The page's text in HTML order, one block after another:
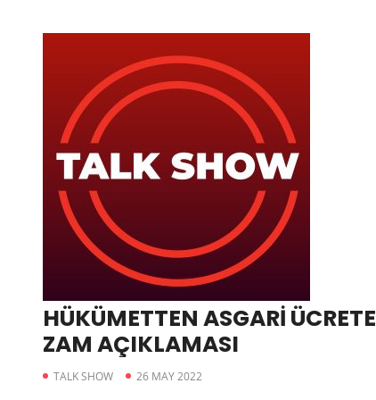
HÜKÜMETTEN ASGARİ ÜCRETE
ZAM AÇIKLAMASI
TALK SHOW 26 MAY 2022